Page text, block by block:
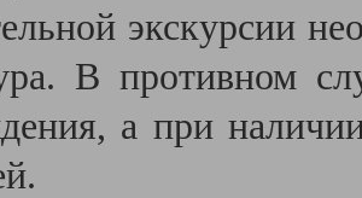
экскурсии
В противном
а при